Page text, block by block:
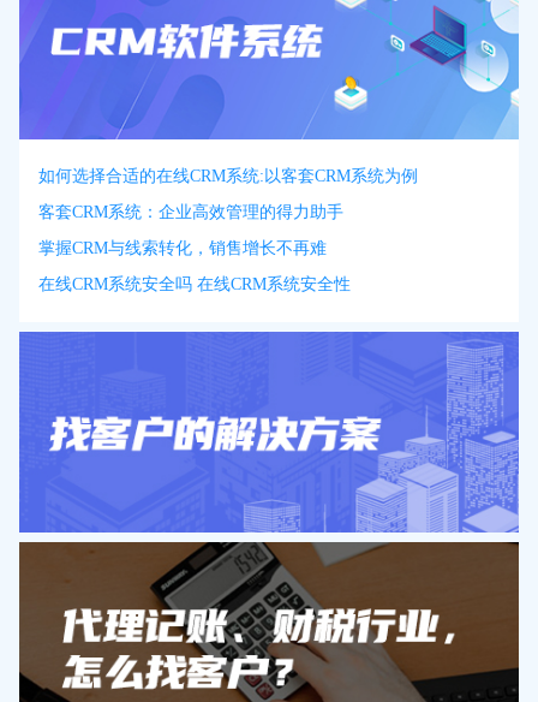
如何选择合适的在线CRM系统:以客套CRM系统为例
客套CRM系统：企业高效管理的得力助手
掌握CRM与线索转化，销售增长不再难
在线CRM系统安全吗 在线CRM系统安全性